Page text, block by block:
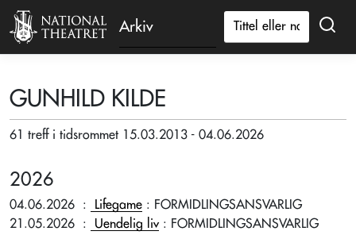
Arkiv
GUNHILD KILDE
61 treff i tidsrommet 15.03.2013 - 04.06.2026
2026
04.06.2026 : Lifegame : FORMIDLINGSANSVARLIG
21.05.2026 : Uendelig liv: FORMIDLINGSANSVARLIG